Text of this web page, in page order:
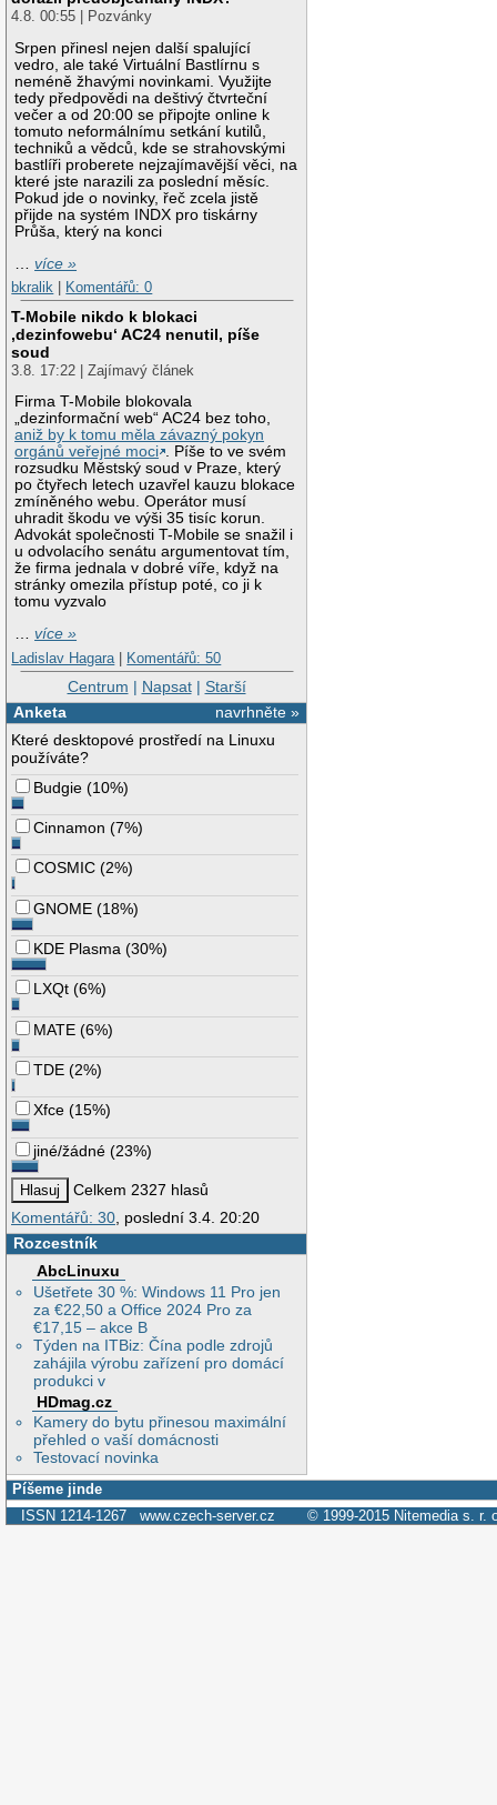
4.8. 00:55 | Pozvánky
Srpen přinesl nejen další spalující
vedro, ale také Virtuální Bastlírnu s
neméně žhavými novinkami. Využijte
tedy předpovědi na deštivý čtvrteční
večer a od 20:00 se připojte online k
tomuto neformálnímu setkání kutilů,
techniků a vědců, kde se strahovskými
bastlíři proberete nejzajímavější věci, na
které jste narazili za poslední měsíc.
Pokud jde o novinky, řeč zcela jistě
přijde na systém INDX pro tiskárny
Průša, který na konci
…více »
bkralik
Komentářů: 0
T-Mobile nikdo k blokaci
‚dezinfowebu‘ AC24 nenutil, píše
soud
3.8. 17:22 | Zajímavý článek
Firma T-Mobile blokovala
„dezinformační web“ AC24 bez toho,
aniž by k tomu měla závazný pokyn
orgánů veřejné moci . Píše to ve svém
rozsudku Městský soud v Praze, který
po čtyřech letech uzavřel kauzu blokace
zmíněného webu. Operátor musí
uhradit škodu ve výši 35 tisíc korun.
Advokát společnosti T-Mobile se snažil i
u odvolacího senátu argumentovat tím,
že firma jednala v dobré víře, když na
stránky omezila přístup poté, co ji k
tomu vyzvalo
…více »
Ladislav Hagara | Komentářů: 50
Centrum | Napsat| Starší
navrhněte »
Anketa
Které desktopové prostředí na Linuxu
používáte?
Budgie (10%)
Cinnamon (7%)
COSMIC (2%)
GNOME (18%)
KDE Plasma (30%)
LXQt (6%)
MATE (6%)
TDE (2%)
Xfce (15%)
jiné/žádné (23%)
Celkem 2327 hlasů
Komentářů: 30, poslední 3.4. 20:20
Rozcestník
AbcLinuxu
Ušetřete 30 %: Windows 11 Pro jen
za €22,50 a Office 2024 Pro za
€17,15 – akce B
Týden na ITBiz: Čína podle zdrojů
zahájila výrobu zařízení pro domácí
produkci v
HDmag.cz
Kamery do bytu přinesou maximální
přehled o vaší domácnosti
Testovací novinka
Píšeme jinde
ISSN 1214-1267 www.czech-server.cz © 1999-2015 Nitemedia s. r.